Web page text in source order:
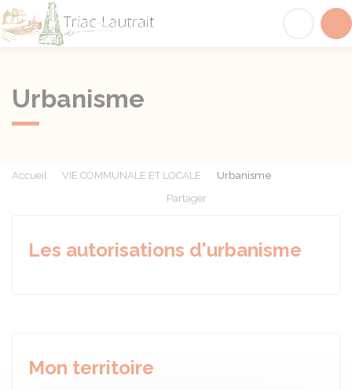
Urbanisme
Accueil VIE COMMUNALE ET LOCALE
Urbanisme
Partager
Les autorisations d'urbanisme
Mon territoire